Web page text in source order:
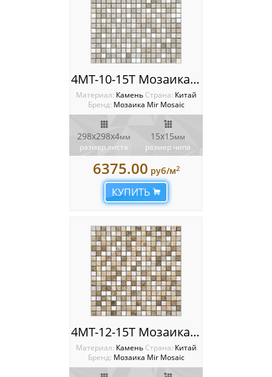
4MT-10-15T Мозаика Mir Mosaic
Материал: Камень Cтрана: Китай
Бренд: Мозаика Mir Mosaic
298х298х4мм
размер листа
15х15мм
размер чипа
6375.00 руб/м2
КУПИТЬ
4MT-12-15T Мозаика Mir Mosaic
Материал: Камень Cтрана: Китай
Бренд: Мозаика Mir Mosaic